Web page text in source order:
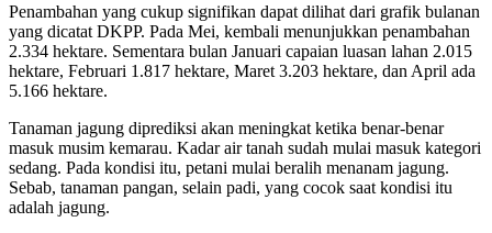
Penambahan yang cukup signifikan dapat dilihat dari grafik bulanan
yang dicatat DKPP. Pada Mei, kembali menunjukkan penambahan
2.334 hektare. Sementara bulan Januari capaian luasan lahan 2.015
hektare, Februari 1.817 hektare, Maret 3.203 hektare, dan April ada
5.166 hektare.
Tanaman jagung diprediksi akan meningkat ketika benar-benar
masuk musim kemarau. Kadar air tanah sudah mulai masuk kategori
sedang. Pada kondisi itu, petani mulai beralih menanam jagung.
Sebab, tanaman pangan, selain padi, yang cocok saat kondisi itu
adalah jagung.